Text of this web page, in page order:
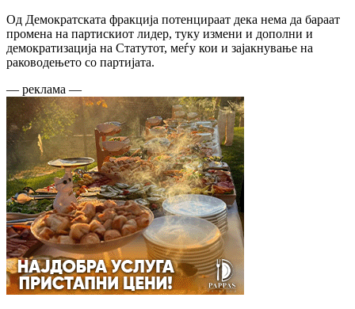
Од Демократската фракција потенцираат дека нема да бараат
промена на партискиот лидер, туку измени и дополни и
демократизација на Статутот, меѓу кои и зајакнување на
раководењето со партијата.
— реклама —